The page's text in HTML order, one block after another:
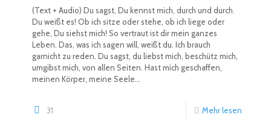
(Text + Audio) Du sagst, Du kennst mich, durch und durch.
Du weißt es! Ob ich sitze oder stehe, ob ich liege oder
gehe, Du siehst mich! So vertraut ist dir mein ganzes
Leben. Das, was ich sagen will, weißt du. Ich brauch
garnicht zu reden. Du sagst, du liebst mich, beschütz mich,
umgibst mich, von allen Seiten. Hast mich geschaffen,
meinen Körper, meine Seele...
31 Mehr lesen